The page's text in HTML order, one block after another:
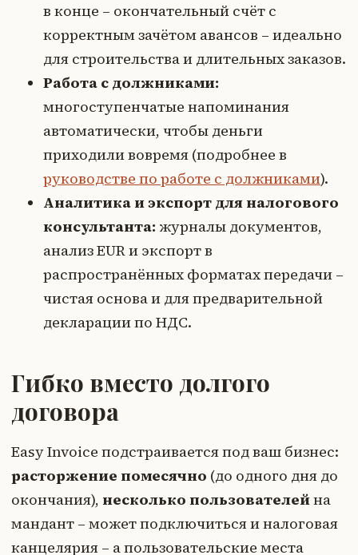
в конце – окончательный счёт с
корректным зачётом авансов – идеально
для строительства и длительных заказов.
Работа с должниками:
многоступенчатые напоминания
автоматически, чтобы деньги
приходили вовремя (подробнее в
руководстве по работе с должниками).
Аналитика и экспорт для налогового
консультанта: журналы документов,
анализ EUR и экспорт в
распространённых форматах передачи –
чистая основа и для предварительной
декларации по НДС.
Гибко вместо долгого
договора
Easy Invoice подстраивается под ваш бизнес:
расторжение помесячно (до одного дня до
окончания), несколько пользователейна
мандант – может подключиться и налоговая
канцелярия – а пользовательские места